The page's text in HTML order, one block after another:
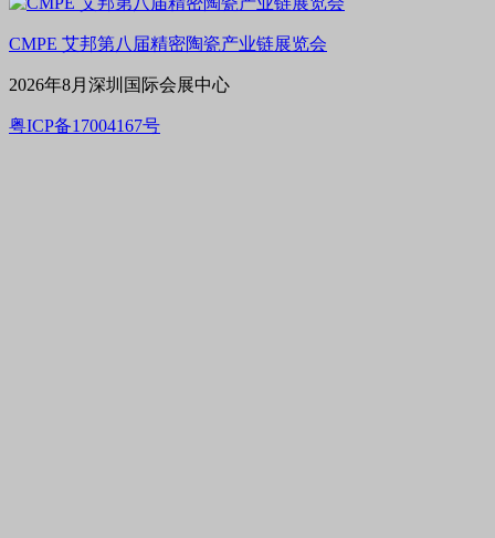
CMPE 艾邦第八届精密陶瓷产业链展览会
2026年8月深圳国际会展中心
粤ICP备17004167号